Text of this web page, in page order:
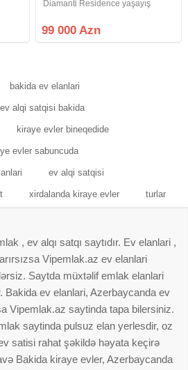
-
Diamanti Residence yaşayış
premium kompleks Mənzil 13-cü
mərtəbədə yerləşir Sahə: 79 kv.m
99 000 Azn
bakida ev elanlari
ev alqi satqisi bakida
kiraye evler bineqedide
evler sabuncuda
ev alqi satqisi
xirdalanda kiraye evler turlar
, ev alqı satqı saytıdır. Ev elanlari ,
Vipemlak.az ev elanlari
Saytda müxtəlif emlak elanlari
ev elanlari, Azerbaycanda ev
Vipemlak.az saytinda tapa bilersiniz.
saytinda pulsuz elan yerlesdir, oz
satisi rahat şəkildə həyata keçirə
Bakida kiraye evler, Azerbaycanda